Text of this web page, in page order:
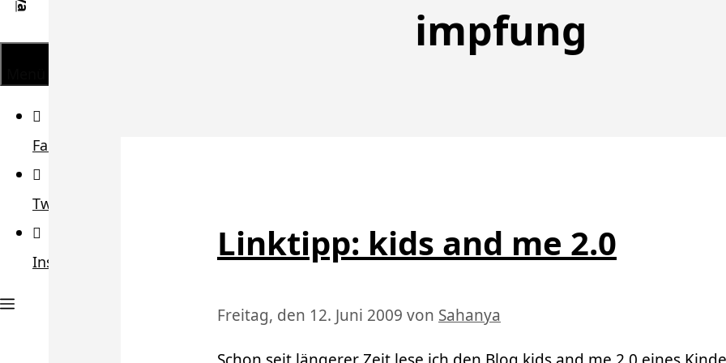
Facebook
Twitter
Instagram
impfung
Linktipp: kids and me 2.0
Freitag, den 12. Juni 2009 von Sahanya